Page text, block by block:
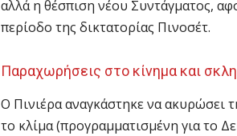
αλλά η θέσπιση νέου Συντάγματος,
περίοδο της δικτατορίας Πινοσέτ.
Παραχωρήσεις στο κίνημα και
Ο Πινιέρα αναγκάστηκε να ακυρώσει
το κλίμα (προγραμματισμένη για το